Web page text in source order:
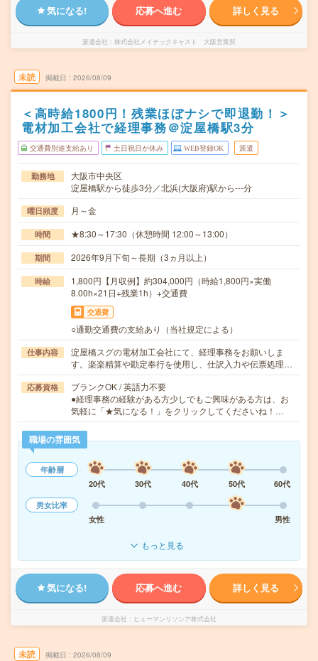
気になる! 応募へ進む 詳しく見る
派遣会社 株式会社メイテックキャスト 大阪営業所
未読 掲載日 2026/08/09
＜高時給1800円！残業ほぼナシで即退勤！＞
電材加工会社で経理事務＠淀屋橋駅3分
交通費別途支給あり 土日祝日が休み WEB登録OK 派遣
勤務地
大阪市中央区
淀屋橋駅から徒歩3分／北浜(大阪府)駅から---分
曜日頻度 月～金
時間 ★8:30～17:30（休憩時間 12:00～13:00）
期間 2026年9月下旬～長期（3ヵ月以上）
時給
1,800円【月収例】約304,000円（時給1,800円×実働
8.00h×21日+残業1h）+交通費
交通費
○通勤交通費の支給あり（当社規定による）
仕事内容
淀屋橋スグの電材加工会社にて、経理事務をお願いしま
す。楽楽精算や勘定奉行を使用し、仕訳入力や伝票処理…
応募資格
ブランクOK / 英語力不要
●経理事務の経験がある方少しでもご興味がある方は、お
気軽に「★気になる！」をクリックしてくださいね！…
職場の雰囲気
年齢層
20代
30代 40代 50代
60代
男女比率
女性
男性
もっと見る
気になる! 応募へ進む 詳しく見る
派遣会社 ヒューマンリソシア株式会社
未読 掲載日 2026/08/09